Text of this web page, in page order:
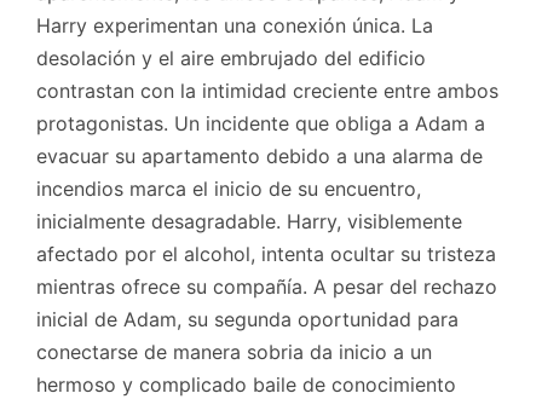
Harry experimentan una conexión única. La
desolación y el aire embrujado del edificio
contrastan con la intimidad creciente entre ambos
protagonistas. Un incidente que obliga a Adam a
evacuar su apartamento debido a una alarma de
incendios marca el inicio de su encuentro,
inicialmente desagradable. Harry, visiblemente
afectado por el alcohol, intenta ocultar su tristeza
mientras ofrece su compañía. A pesar del rechazo
inicial de Adam, su segunda oportunidad para
conectarse de manera sobria da inicio a un
hermoso y complicado baile de conocimiento